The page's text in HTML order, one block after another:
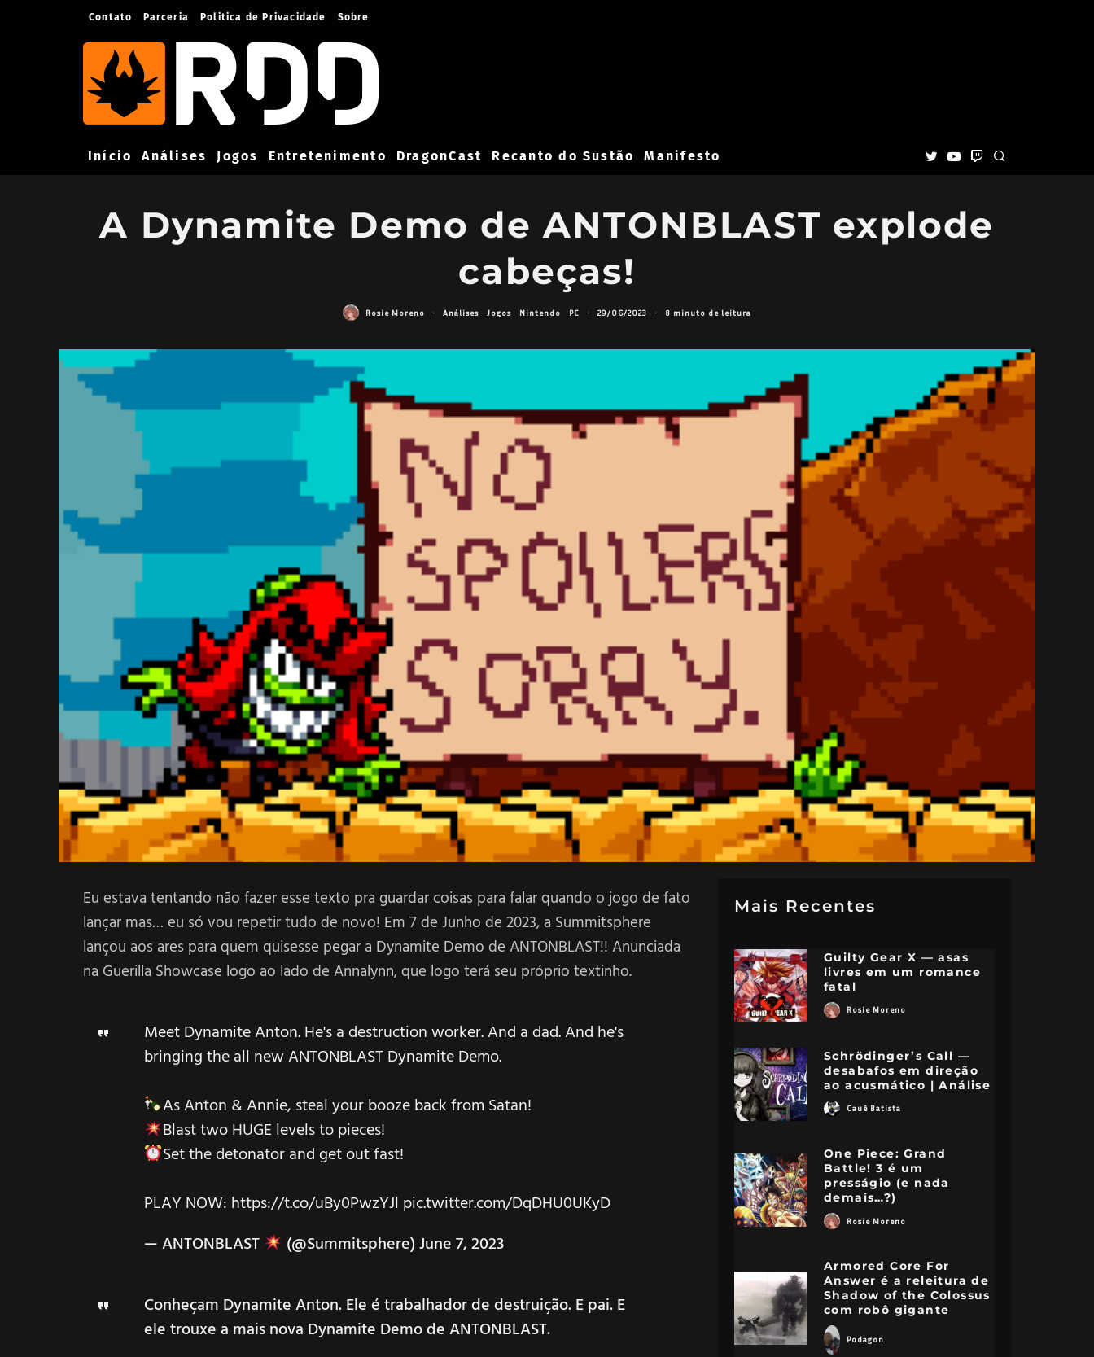
Contato Parceria Politica de Privacidade Sobre
Início Análises Jogos Entretenimento DragonCast Recanto do Sustão Manifesto
A Dynamite Demo de ANTONBLAST explode
cabeças!
Rosie Moreno · Análises Jogos Nintendo PC · 29/06/2023 · 8 minuto de leitura
Eu estava tentando não fazer esse texto pra guardar coisas para falar quando o jogo de fato
lançar mas… eu só vou repetir tudo de novo! Em 7 de Junho de 2023, a Summitsphere
lançou aos ares para quem quisesse pegar a Dynamite Demo de ANTONBLAST!! Anunciada
na Guerilla Showcase logo ao lado de Annalynn, que logo terá seu próprio textinho.
Meet Dynamite Anton. He's a destruction worker. And a dad. And he's
bringing the all new ANTONBLAST Dynamite Demo.
As Anton & Annie, steal your booze back from Satan!
Blast two HUGE levels to pieces!
Set the detonator and get out fast!
PLAY NOW: https://t.co/uBy0PwzYJl pic.twitter.com/DqDHU0UKyD
— ANTONBLAST
(@Summitsphere)June 7, 2023
Conheçam Dynamite Anton. Ele é trabalhador de destruição. E pai. E
ele trouxe a mais nova Dynamite Demo de ANTONBLAST.
Mais Recentes
Guilty Gear X — asas
livres em um romance
fatal
Rosie Moreno
Schrödinger’s Call —
desabafos em direção
ao acusmático | Análise
Cauê Batista
One Piece: Grand
Battle! 3 é um
presságio (e nada
demais…?)
Rosie Moreno
Armored Core For
Answer é a releitura de
Shadow of the Colossus
com robô gigante
Podagon